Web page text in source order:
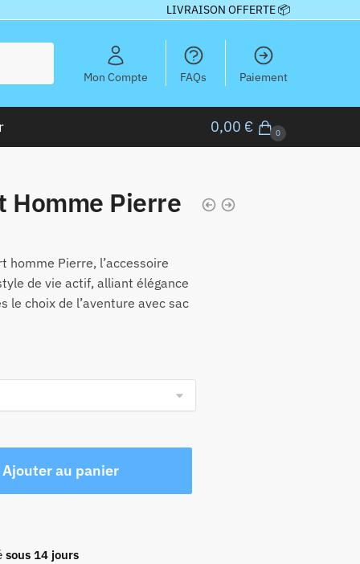
LIVRAISON OFFERTE 📦
Mon Compte FAQs Paiement
0,00 € 0
Homme Pierre
homme Pierre, l’accessoire
de vie actif, alliant élégance
le choix de l’aventure avec sac
Ajouter au panier
sous 14 jours